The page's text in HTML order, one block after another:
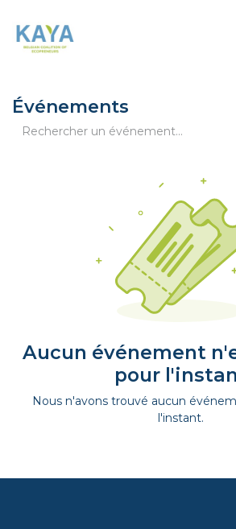
Événements
Aucun événement
pour
Nous n'avons trouvé aucun
l'instant.